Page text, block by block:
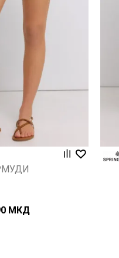
МКД